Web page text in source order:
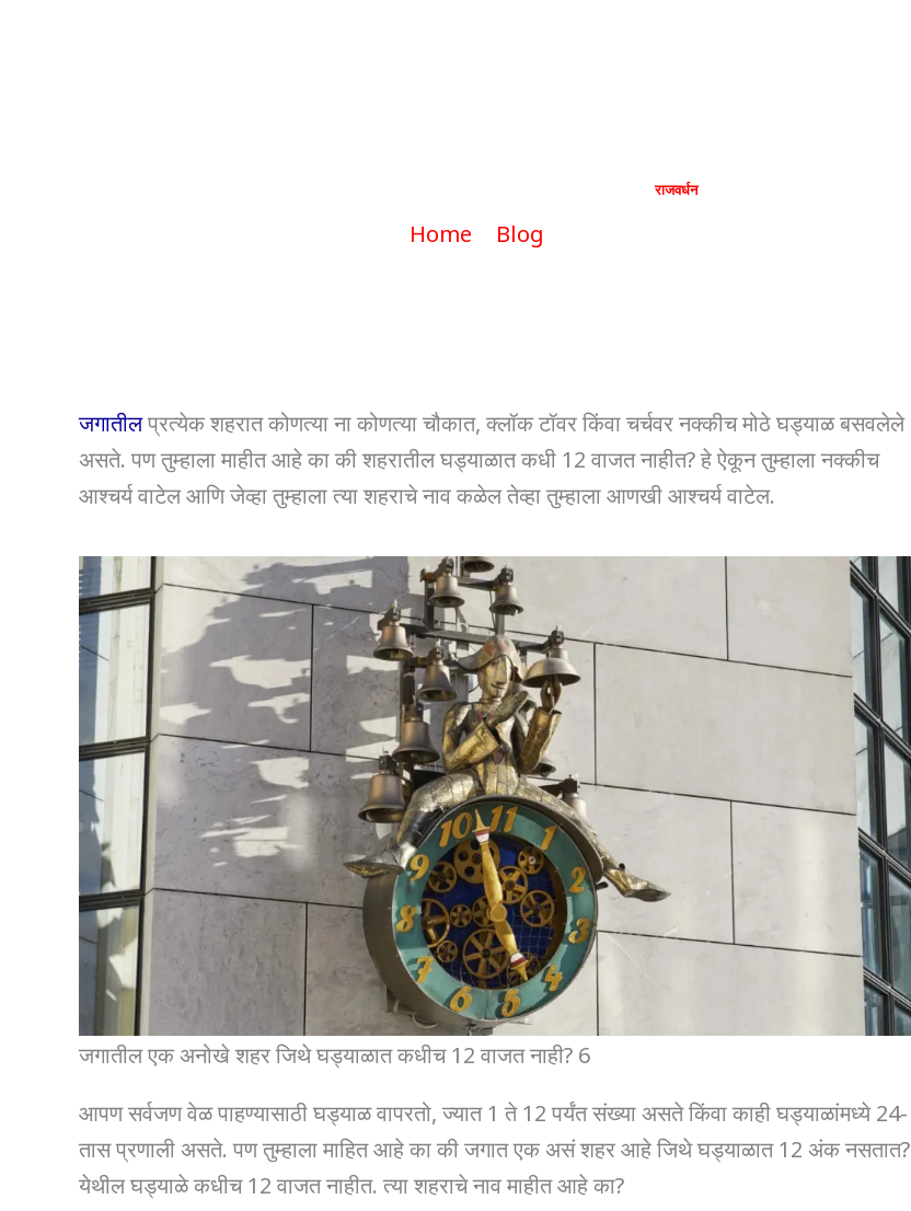
Byराजवर्धन
Home Blog
जगातीलप्रत्येक शहरात कोणत्या ना कोणत्या चौकात, क्लॉक टॉवर किंवा चर्चवर नक्कीच मोठे घड्याळ बसवलेले
असते. पण तुम्हाला माहीत आहे का की शहरातील घड्याळात कधी 12 वाजत नाहीत? हे ऐकून तुम्हाला नक्कीच
आश्चर्य वाटेल आणि जेव्हा तुम्हाला त्या शहराचे नाव कळेल तेव्हा तुम्हाला आणखी आश्चर्य वाटेल.
जगातील एक अनोखे शहर जिथे घड्याळात कधीच 12 वाजत नाही? 6
आपण सर्वजण वेळ पाहण्यासाठी घड्याळ वापरतो, ज्यात 1 ते 12 पर्यंत संख्या असते किंवा काही घड्याळांमध्ये 24-
तास प्रणाली असते. पण तुम्हाला माहित आहे का की जगात एक असं शहर आहे जिथे घड्याळात 12 अंक नसतात?
येथील घड्याळे कधीच 12 वाजत नाहीत. त्या शहराचे नाव माहीत आहे का?